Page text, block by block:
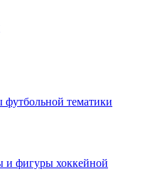
тематики
и фигуры хоккейной